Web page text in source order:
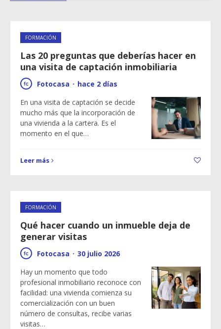
FORMACIÓN
Las 20 preguntas que deberías hacer en
una visita de captación inmobiliaria
Fotocasa · hace 2 días
En una visita de captación se decide
mucho más que la incorporación de
una vivienda a la cartera. Es el
momento en el que…
Leer más
FORMACIÓN
Qué hacer cuando un inmueble deja de
generar visitas
Fotocasa · 30 julio 2026
Hay un momento que todo
profesional inmobiliario reconoce con
facilidad: una vivienda comienza su
comercialización con un buen
número de consultas, recibe varias
visitas…